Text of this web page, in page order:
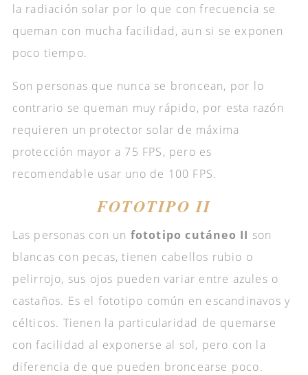
la radiación solar por lo que con frecuencia se
queman con mucha facilidad, aun si se exponen
poco tiempo.
Son personas que nunca se broncean, por lo
contrario se queman muy rápido, por esta razón
requieren un protector solar de máxima
protección mayor a 75 FPS, pero es
recomendable usar uno de 100 FPS.
FOTOTIPO II
Las personas con un fototipo cutáneo II son
blancas con pecas, tienen cabellos rubio o
pelirrojo, sus ojos pueden variar entre azules o
castaños. Es el fototipo común en escandinavos y
célticos. Tienen la particularidad de quemarse
con facilidad al exponerse al sol, pero con la
diferencia de que pueden broncearse poco.